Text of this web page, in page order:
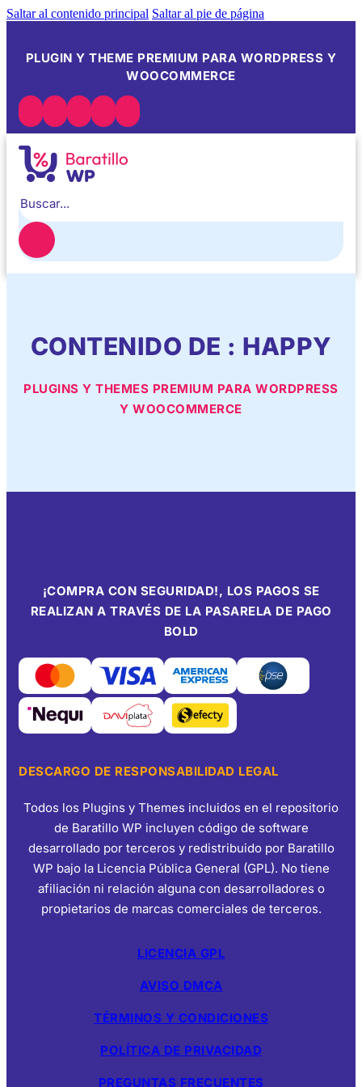
Saltar al contenido principal Saltar al pie de página
PLUGIN Y THEME PREMIUM PARA WORDPRESS Y
WOOCOMMERCE
CONTENIDO DE : HAPPY
PLUGINS Y THEMES PREMIUM PARA WORDPRESS
Y WOOCOMMERCE
¡COMPRA CON SEGURIDAD!, LOS PAGOS SE
REALIZAN A TRAVÉS DE LA PASARELA DE PAGO
BOLD
DESCARGO DE RESPONSABILIDAD LEGAL
Todos los Plugins y Themes incluidos en el repositorio
de Baratillo WP incluyen código de software
desarrollado por terceros y redistribuido por Baratillo
WP bajo la Licencia Pública General (GPL). No tiene
afiliación ni relación alguna con desarrolladores o
propietarios de marcas comerciales de terceros.
LICENCIA GPL
AVISO DMCA
TÉRMINOS Y CONDICIONES
POLÍTICA DE PRIVACIDAD
PREGUNTAS FRECUENTES